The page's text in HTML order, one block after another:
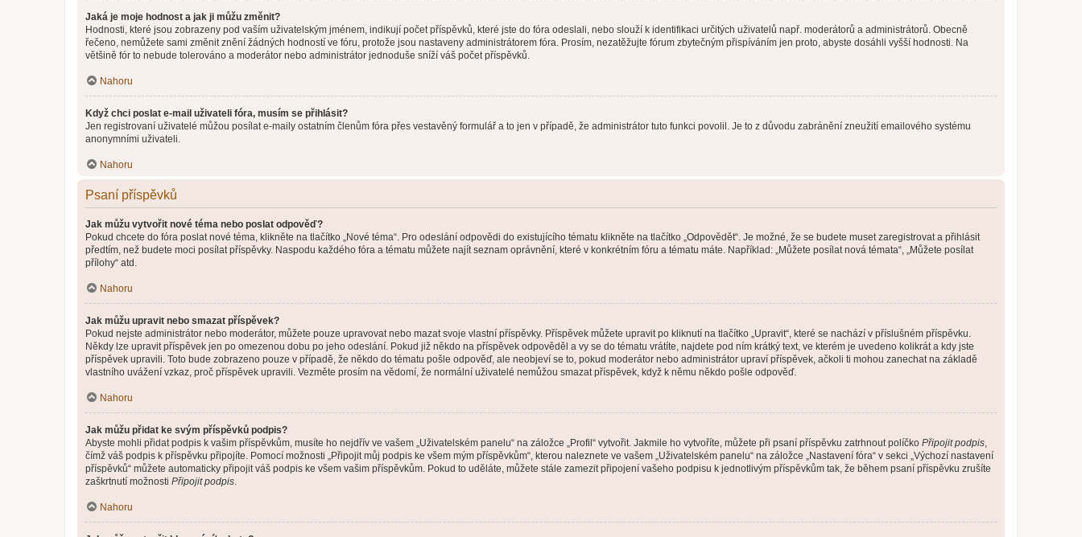
Jaká je moje hodnost a jak ji můžu změnit?
Hodnosti, které jsou zobrazeny pod vaším uživatelským jménem, indikují počet příspěvků, které jste do fóra odeslali, nebo slouží k identifikaci určitých uživatelů např. moderátorů a administrátorů. Obecně
řečeno, nemůžete sami změnit znění žádných hodností ve fóru, protože jsou nastaveny administrátorem fóra. Prosím, nezatěžujte fórum zbytečným přispíváním jen proto, abyste dosáhli vyšší hodnosti. Na
většině fór to nebude tolerováno a moderátor nebo administrátor jednoduše sníží váš počet příspěvků.
Nahoru
Když chci poslat e-mail uživateli fóra, musím se přihlásit?
Jen registrovaní uživatelé můžou posílat e-maily ostatním členům fóra přes vestavěný formulář a to jen v případě, že administrátor tuto funkci povolil. Je to z důvodu zabránění zneužití emailového systému
anonymními uživateli.
Nahoru
Psaní příspěvků
Jak můžu vytvořit nové téma nebo poslat odpověď?
Pokud chcete do fóra poslat nové téma, klikněte na tlačítko „Nové téma“. Pro odeslání odpovědi do existujícího tématu klikněte na tlačítko „Odpovědět“. Je možné, že se budete muset zaregistrovat a přihlásit
předtím, než budete moci posílat příspěvky. Naspodu každého fóra a tématu můžete najít seznam oprávnění, které v konkrétním fóru a tématu máte. Například: „Můžete posílat nová témata“, „Můžete posílat
přílohy“ atd.
Nahoru
Jak můžu upravit nebo smazat příspěvek?
Pokud nejste administrátor nebo moderátor, můžete pouze upravovat nebo mazat svoje vlastní příspěvky. Příspěvek můžete upravit po kliknutí na tlačítko „Upravit“, které se nachází v příslušném příspěvku.
Někdy lze upravit příspěvek jen po omezenou dobu po jeho odeslání. Pokud již někdo na příspěvek odpověděl a vy se do tématu vrátíte, najdete pod ním krátký text, ve kterém je uvedeno kolikrát a kdy jste
příspěvek upravili. Toto bude zobrazeno pouze v případě, že někdo do tématu pošle odpověď, ale neobjeví se to, pokud moderátor nebo administrátor upraví příspěvek, ačkoli ti mohou zanechat na základě
vlastního uvážení vzkaz, proč příspěvek upravili. Vezměte prosím na vědomí, že normální uživatelé nemůžou smazat příspěvek, když k němu někdo pošle odpověď.
Nahoru
Jak můžu přidat ke svým příspěvků podpis?
Abyste mohli přidat podpis k vašim příspěvkům, musíte ho nejdřív ve vašem „Uživatelském panelu“ na záložce „Profil“ vytvořit. Jakmile ho vytvoříte, můžete při psaní příspěvku zatrhnout políčko Připojit podpis
čímž váš podpis k příspěvku připojíte. Pomocí možnosti „Připojit můj podpis ke všem mým příspěvkům“, kterou naleznete ve vašem „Uživatelském panelu“ na záložce „Nastavení fóra“ v sekci „Výchozí nastavení
příspěvků“ můžete automaticky připojit váš podpis ke všem vašim příspěvkům. Pokud to uděláte, můžete stále zamezit připojení vašeho podpisu k jednotlivým příspěvkům tak, že během psaní příspěvku zrušíte
zaškrtnutí možnosti Připojit podpis
Nahoru